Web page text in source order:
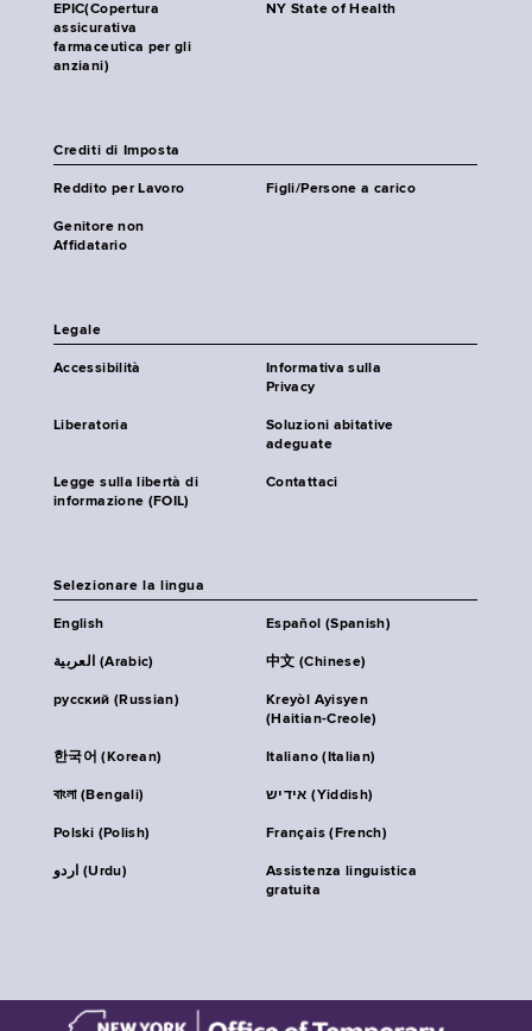
EPIC(Copertura
assicurativa
farmaceutica per gli
anziani)
NY State of Health
Crediti di Imposta
Reddito per Lavoro Figli/Persone a carico
Genitore non
Affidatario
Legale
Accessibilità
Informativa sulla
Privacy
Liberatoria
Soluzioni abitative
adeguate
Legge sulla libertà di
informazione (FOIL)
Contattaci
Selezionare la lingua
English Español (Spanish)
العربية (Arabic) 中文 (Chinese)
русский (Russian)
Kreyòl Ayisyen
(Haitian-Creole)
한국어 (Korean) Italiano (Italian)
বাংলা (Bengali) אידיש (Yiddish)
Polski (Polish) Français (French)
اردو (Urdu)
Assistenza linguistica
gratuita